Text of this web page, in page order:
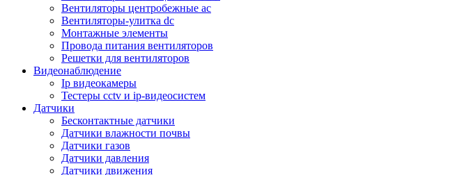
Вентиляторы центробежные ac
Вентиляторы-улитка dc
Монтажные элементы
Провода питания вентиляторов
Решетки для вентиляторов
Видеонаблюдение
Ip видеокамеры
Тестеры cctv и ip-видеосистем
Датчики
Бесконтактные датчики
Датчики влажности почвы
Датчики газов
Датчики давления
Датчики движения